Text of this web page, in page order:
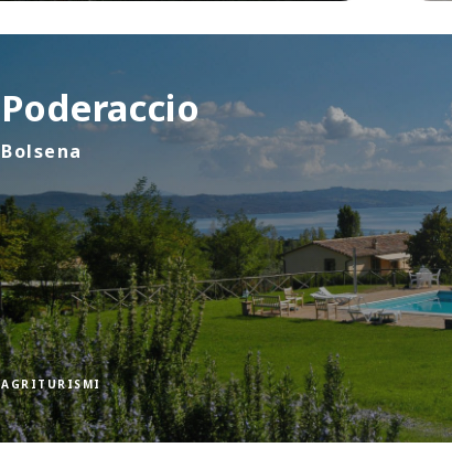
Poderaccio
Bolsena
AGRITURISMI